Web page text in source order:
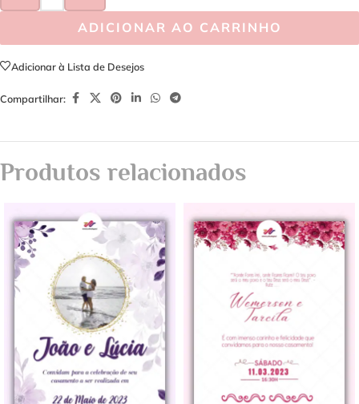
ADICIONAR AO CARRINHO
Adicionar à Lista de Desejos
Compartilhar:
Produtos relacionados